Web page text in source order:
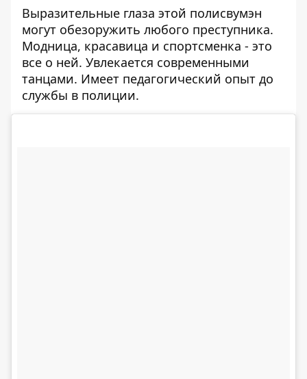
Выразительные глаза этой полисвумэн
могут обезоружить любого преступника.
Модница, красавица и спортсменка - это
все о ней. Увлекается современными
танцами. Имеет педагогический опыт до
службы в полиции.